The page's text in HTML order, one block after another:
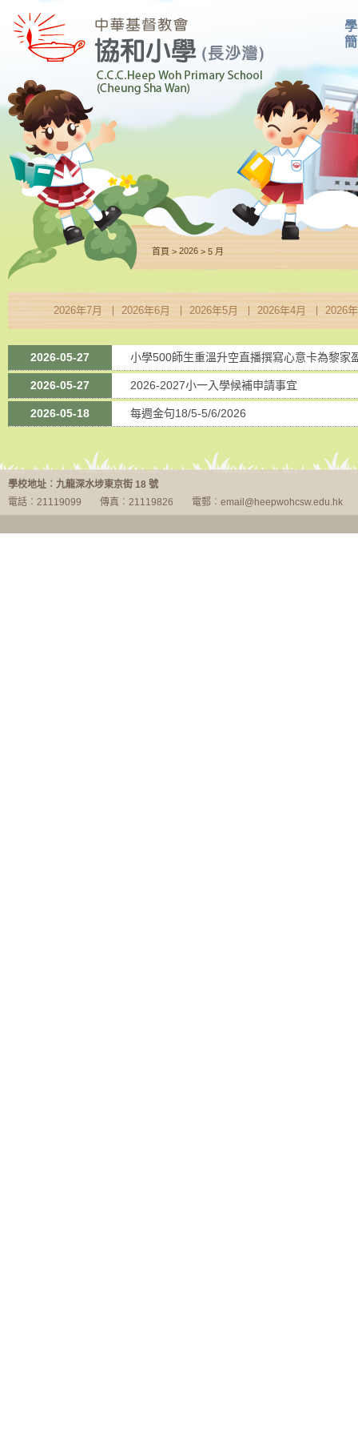
首頁 > 2026 > 5 月
2026年7月 2026年6月 2026年5月 2026年4月 2026
2026-05-27 小學500師生重溫升空直播撰寫心意卡為黎家
2026-05-27 2026-2027小一入學候補申請事宜
2026-05-18 每週金句18/5-5/6/2026
學校地址︰九龍深水埗東京街 18 號
電話︰21119099
傳真︰21119826 電郵︰email@heepwohcsw.edu.hk